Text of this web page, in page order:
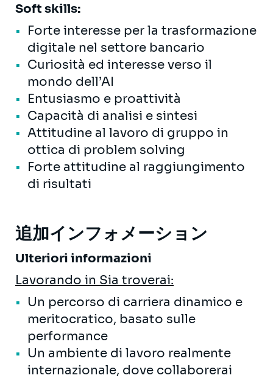
Soft skills:
Forte interesse per la trasformazione
digitale nel settore bancario
Curiosità ed interesse verso il
mondo dell’AI
Entusiasmo e proattività
Capacità di analisi e sintesi
Attitudine al lavoro di gruppo in
ottica di problem solving
Forte attitudine al raggiungimento
di risultati
追加インフォメーション
Ulteriori informazioni
Lavorando in Sia troverai:
Un percorso di carriera dinamico e
meritocratico, basato sulle
performance
Un ambiente di lavoro realmente
internazionale, dove collaborerai